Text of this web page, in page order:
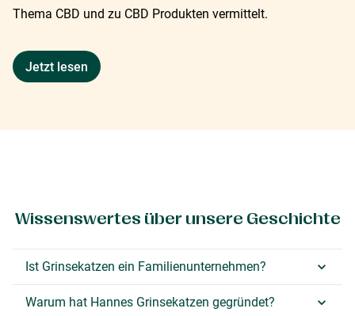
Thema CBD und zu CBD Produkten vermittelt.
Jetzt lesen
Ist Grinsekatzen ein Familienunternehmen?
Warum hat Hannes Grinsekatzen gegründet?
Wissenswertes über unsere Geschichte